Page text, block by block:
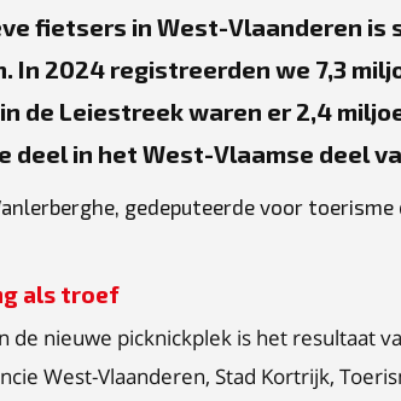
fietsers in West-Vlaanderen is
In 2024 registreerden we 7,3
de Leiestreek waren er 2,4
deel in het West-Vlaamse deel
gedeputeerde voor
als troef
de nieuwe picknickplek is het resultaat
West-Vlaanderen, Stad Kortrijk,